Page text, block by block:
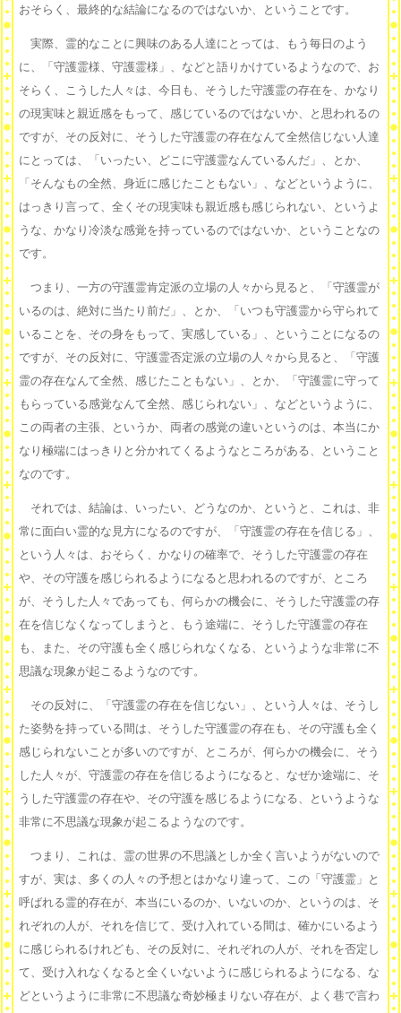
おそらく、最終的な結論になるのではないか、ということです。
実際、霊的なことに興味のある人達にとっては、もう毎日のよう
に、「守護霊様、守護霊様」、などと語りかけているようなので、お
そらく、こうした人々は、今日も、そうした守護霊の存在を、かなり
の現実味と親近感をもって、感じているのではないか、と思われるの
ですが、その反対に、そうした守護霊の存在なんて全然信じない人達
にとっては、「いったい、どこに守護霊なんているんだ」、とか、
「そんなもの全然、身近に感じたこともない」、などというように、
はっきり言って、全くその現実味も親近感も感じられない、というよ
うな、かなり冷淡な感覚を持っているのではないか、ということなの
です。
つまり、一方の守護霊肯定派の立場の人々から見ると、「守護霊が
いるのは、絶対に当たり前だ」、とか、「いつも守護霊から守られて
いることを、その身をもって、実感している」、ということになるの
ですが、その反対に、守護霊否定派の立場の人々から見ると、「守護
霊の存在なんて全然、感じたこともない」、とか、「守護霊に守って
もらっている感覚なんて全然、感じられない」、などというように、
この両者の主張、というか、両者の感覚の違いというのは、本当にか
なり極端にはっきりと分かれてくるようなところがある、ということ
なのです。
それでは、結論は、いったい、どうなのか、というと、これは、非
常に面白い霊的な見方になるのですが、「守護霊の存在を信じる」、
という人々は、おそらく、かなりの確率で、そうした守護霊の存在
や、その守護を感じられるようになると思われるのですが、ところ
が、そうした人々であっても、何らかの機会に、そうした守護霊の存
在を信じなくなってしまうと、もう途端に、そうした守護霊の存在
も、また、その守護も全く感じられなくなる、というような非常に不
思議な現象が起こるようなのです。
その反対に、「守護霊の存在を信じない」、という人々は、そうし
た姿勢を持っている間は、そうした守護霊の存在も、その守護も全く
感じられないことが多いのですが、ところが、何らかの機会に、そう
した人々が、守護霊の存在を信じるようになると、なぜか途端に、そ
うした守護霊の存在や、その守護を感じるようになる、というような
非常に不思議な現象が起こるようなのです。
つまり、これは、霊の世界の不思議としか全く言いようがないので
すが、実は、多くの人々の予想とはかなり違って、この「守護霊」と
呼ばれる霊的存在が、本当にいるのか、いないのか、というのは、そ
れぞれの人が、それを信じて、受け入れている間は、確かにいるよう
に感じられるけれども、その反対に、それぞれの人が、それを否定し
て、受け入れなくなると全くいないように感じられるようになる、な
どというように非常に不思議な奇妙極まりない存在が、よく巷で言わ